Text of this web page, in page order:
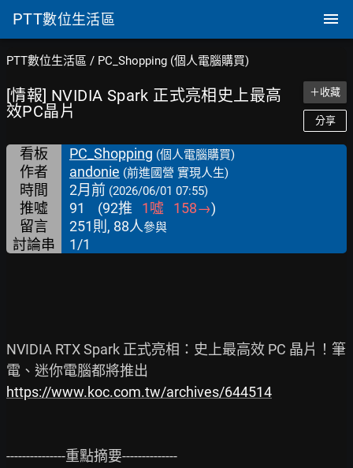
PTT數位生活區
PTT數位生活區 / PC_Shopping (個人電腦購買)
[情報] NVIDIA Spark 正式亮相史上最高
效PC晶片
＋收藏
分享
看板 PC_Shopping (個人電腦購買)
作者 andonie (前進國營 實現人生)
時間 2月前 (2026/06/01 07:55)
推噓 91 (92推 1噓 158→)
留言
251則, 88人參與
討論串 1/1
NVIDIA RTX Spark 正式亮相：史上最高效 PC 晶片！筆
https://www.koc.com.tw/archives/644514
---------------重點摘要--------------